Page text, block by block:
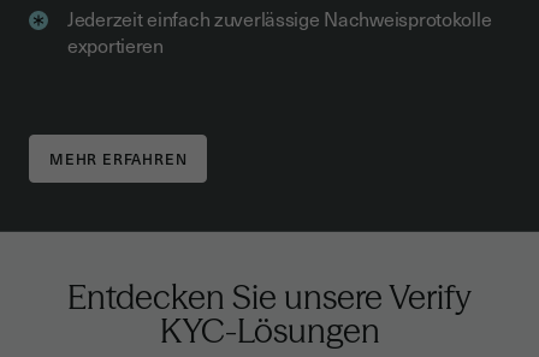
Jederzeit einfach zuverlässige Nachweisprotokolle
exportieren
MEHR ERFAHREN
Entdecken Sie unsere Verify
KYC-Lösungen